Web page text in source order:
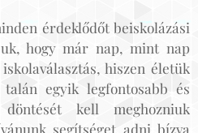
érdeklődőt beiskolázási
hogy már nap, mint nap
hiszen életük
egyik legfontosabb és
kell meghozniuk
segítséget adni bízva